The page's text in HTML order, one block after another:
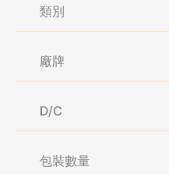
類別
廠牌
D/C
包裝數量